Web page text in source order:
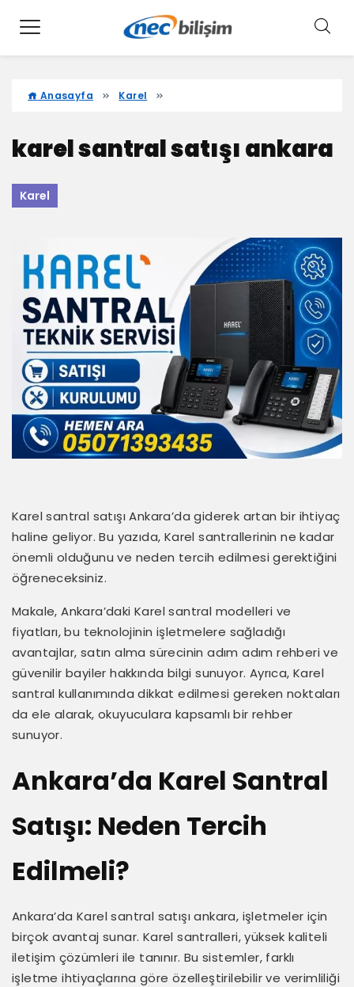
Anasayfa Karel
karel santral satışı ankara
Karel
Karel santral satışı Ankara’da giderek artan bir ihtiyaç
haline geliyor. Bu yazıda, Karel santrallerinin ne kadar
önemli olduğunu ve neden tercih edilmesi gerektiğini
öğreneceksiniz.
Makale, Ankara’daki Karel santral modelleri ve
fiyatları, bu teknolojinin işletmelere sağladığı
avantajlar, satın alma sürecinin adım adım rehberi ve
güvenilir bayiler hakkında bilgi sunuyor. Ayrıca, Karel
santral kullanımında dikkat edilmesi gereken noktaları
da ele alarak, okuyuculara kapsamlı bir rehber
sunuyor.
Ankara’da Karel Santral
Satışı: Neden Tercih
Edilmeli?
Ankara’da Karel santral satışı ankara, işletmeler için
birçok avantaj sunar. Karel santralleri, yüksek kaliteli
iletişim çözümleri ile tanınır. Bu sistemler, farklı
işletme ihtiyaçlarına göre özelleştirilebilir ve verimliliği